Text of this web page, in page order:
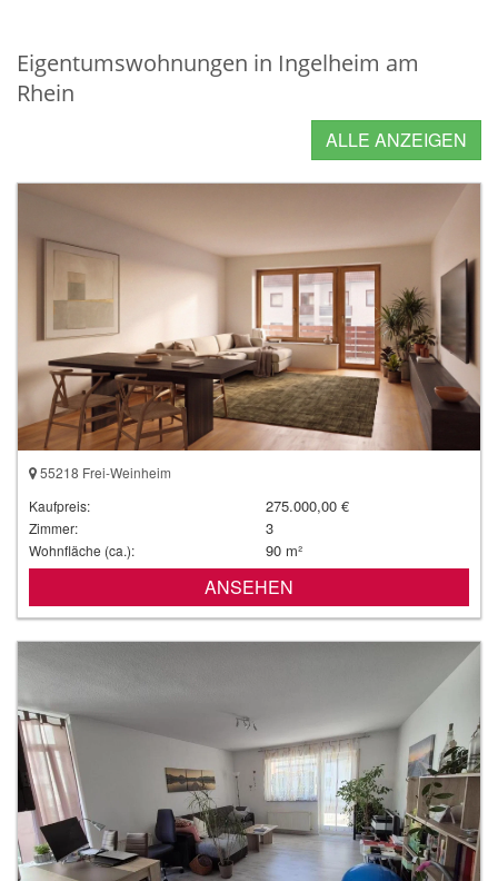
Eigentumswohnungen in Ingelheim am
Rhein
ALLE ANZEIGEN
55218 Frei-Weinheim
Kaufpreis:
275.000,00 €
Zimmer: 3
Wohnfläche (ca.): 90 m²
ANSEHEN